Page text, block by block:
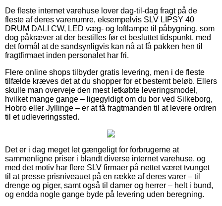
De fleste internet varehuse lover dag-til-dag fragt på de
fleste af deres varenumre, eksempelvis SLV LIPSY 40
DRUM DALI CW, LED væg- og loftlampe til påbygning, som
dog påkræver at der bestilles før et besluttet tidspunkt, med
det formål at de sandsynligvis kan nå at få pakken hen til
fragtfirmaet inden personalet har fri.
Flere online shops tilbyder gratis levering, men i de fleste
tilfælde kræves det at du shopper for et bestemt beløb. Ellers
skulle man overveje den mest letkøbte leveringsmodel,
hvilket mange gange – ligegyldigt om du bor ved Silkeborg,
Hobro eller Jyllinge – er at få fragtmanden til at levere ordren
til et udleveringssted.
Det er i dag meget let gængeligt for forbrugerne at
sammenligne priser i blandt diverse internet varehuse, og
med det motiv har flere SLV firmaer på nettet været tvunget
til at presse prisniveauet på en række af deres varer – til
drenge og piger, samt også til damer og herrer – helt i bund,
og endda nogle gange byde på levering uden beregning.